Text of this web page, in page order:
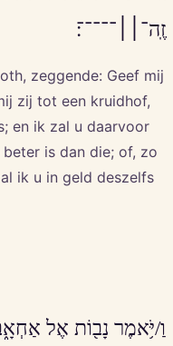
זֶֽה־׀׀־־־־־׃
zeggende: Geef mij
zij tot een kruidhof,
en ik zal u daarvoor
is dan die; of, zo
ik u in geld deszelfs
וַ/יֹּ֥אמֶר נָב֖וֹת אֶל